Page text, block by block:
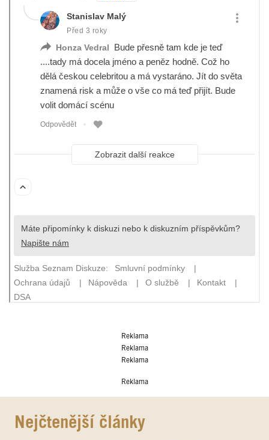
Reklama
Reklama
Reklama
Reklama
Nejčtenější články